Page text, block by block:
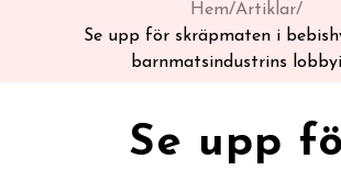
Hem/Artiklar/
Se upp för skräpmaten i
barnmatsindustrins
Se upp